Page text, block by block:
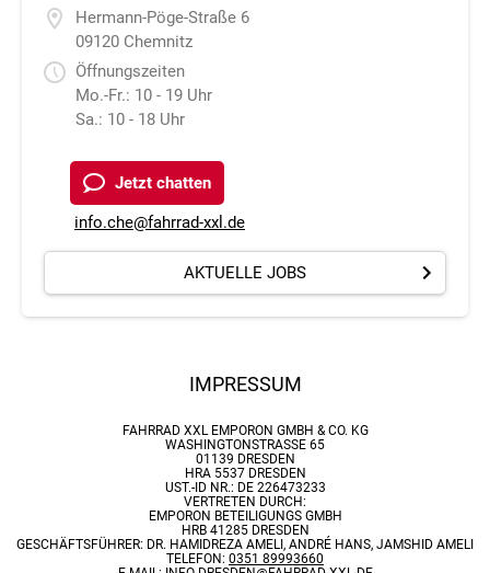
Hermann-Pöge-Straße 6
09120 Chemnitz
Öffnungszeiten
Mo.-Fr.: 10 - 19 Uhr
Sa.: 10 - 18 Uhr
Jetzt chatten
info.che@fahrrad-xxl.de
AKTUELLE JOBS
IMPRESSUM
FAHRRAD XXL EMPORON GMBH & CO. KG
WASHINGTONSTRASSE 65
01139 DRESDEN
HRA 5537 DRESDEN
UST.-ID NR.: DE 226473233
VERTRETEN DURCH:
EMPORON BETEILIGUNGS GMBH
HRB 41285 DRESDEN
GESCHÄFTSFÜHRER: DR. HAMIDREZA AMELI, ANDRÉ HANS, JAMSHID AMELI
TELEFON: 0351 89993660